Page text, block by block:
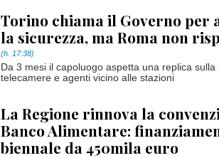
Torino chiama il Governo per
la sicurezza, ma Roma non
(h. 17:38)
Da 3 mesi il capoluogo aspetta una replica
telecamere e agenti vicino alle stazioni
La Regione rinnova la
Banco Alimentare:
biennale da 450mila euro